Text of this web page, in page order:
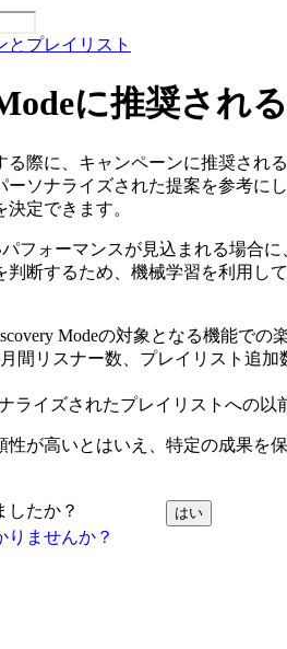
とプレイリスト
りませんか？
に推奨され
る際に、キャンペーンに推奨され
ーソナライズされた提案を参考に
定できます。
パフォーマンスが見込まれる場合
判断するため、機械学習を利用し
Modeの対象となる機能での
間リスナー数、プレイリスト追
ライズされたプレイリストへの以
性が高いとはいえ、特定の成果を
したか？ はい